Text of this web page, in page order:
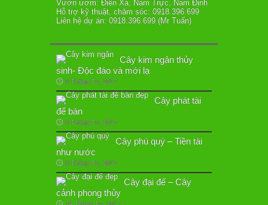
Vườn ươm: Điền Xá, Nam Trực, Nam Định
Hỗ trợ kỹ thuật, chăm sóc: 0918.396.699
Liên hệ dự án: 0918.396.699 (Mr Tuấn)
Cây kim ngân thủy
sinh- Độc đáo và mới lạ
9 Tháng Tư, 2017
Cây phát tài
để bàn
6 Tháng Tư, 2017
Cây phú quý – Tiền tài
như nước
8 Tháng Tư, 2017
Cây đại đế – Cây
cảnh phong thủy